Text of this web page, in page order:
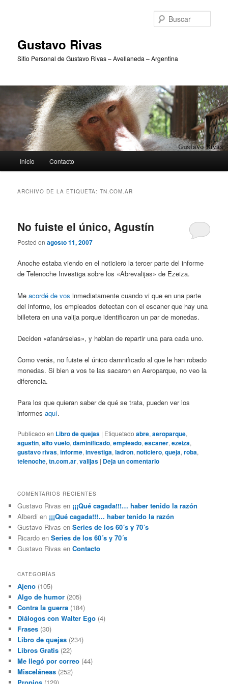
Gustavo Rivas
Sitio Personal de Gustavo Rivas – Avellaneda – Argentina
principal
Inicio Contacto
ARCHIVO DE LA ETIQUETA:TN.COM.AR
No fuiste el único, Agustín
Posted onagosto 11, 2007
Anoche estaba viendo en el noticiero la tercer parte del informe
de Telenoche Investiga sobre los «Abrevalijas» de Ezeiza.
Meacordé de vos inmediatamente cuando vi que en una parte
del informe, los empleados detectan con el escaner que hay una
billetera en una valija porque identificaron un par de monedas.
Deciden «afanárselas», y hablan de repartir una para cada uno.
Como verás, no fuiste el único damnificado al que le han robado
monedas. Si bien a vos te las sacaron en Aeroparque, no veo la
diferencia.
Para los que quieran saber de qué se trata, pueden ver los
informesaquí.
Publicado en Libro de quejas | Etiquetado abre,aeroparque,
agustin,alto vuelo,daminificado,empleado,escaner,ezeiza,
gustavo rivas,informe,investiga,ladron,noticiero,queja,roba,
telenoche,tn.com.ar,valijas | Deja un comentario
COMENTARIOS RECIENTES
Gustavo Rivas en ¡¡¡Qué cagada!!!… haber tenido la razón
Alberdi en ¡¡¡Qué cagada!!!… haber tenido la razón
Gustavo Rivas enSeries de los 60´s y 70´s
Ricardo enSeries de los 60´s y 70´s
Gustavo Rivas enContacto
CATEGORÍAS
Ajeno (105)
Algo de humor (205)
Contra la guerra (184)
Diálogos con Walter Ego (4)
Frases (30)
Libro de quejas (234)
Libros Gratis (22)
Me llegó por correo (44)
Misceláneas (252)
Propios (129)